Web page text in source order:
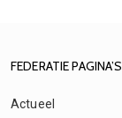
FEDERATIE PAGINA’S
Actueel